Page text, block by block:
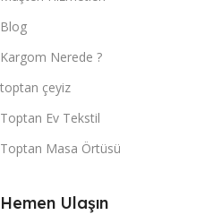
Blog
Kargom Nerede ?
toptan çeyiz
Toptan Ev Tekstil
Toptan Masa Örtüsü
Hemen Ulaşın